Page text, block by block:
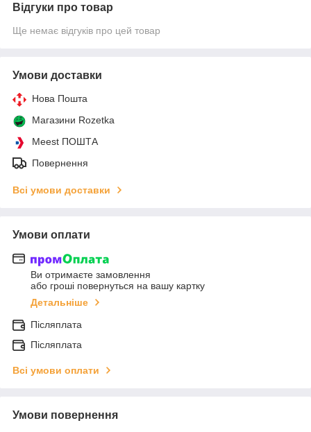
Відгуки про товар
Ще немає відгуків про цей товар
Умови доставки
Нова Пошта
Магазини Rozetka
Meest ПОШТА
Повернення
Всі умови доставки
Умови оплати
Ви отримаєте замовлення
або гроші повернуться на вашу картку
Детальніше
Післяплата
Післяплата
Всі умови оплати
Умови повернення